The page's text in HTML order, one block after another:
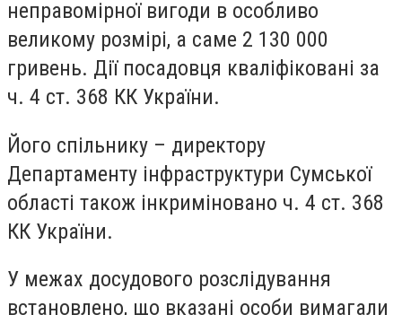
неправомірної вигоди в особливо
великому розмірі, а саме 2 130 000
гривень. Дії посадовця кваліфіковані за
ч. 4 ст. 368 КК України.
Його спільнику – директору
Департаменту інфраструктури Сумської
області також інкриміновано ч. 4 ст. 368
КК України.
У межах досудового розслідування
встановлено, що вказані особи вимагали